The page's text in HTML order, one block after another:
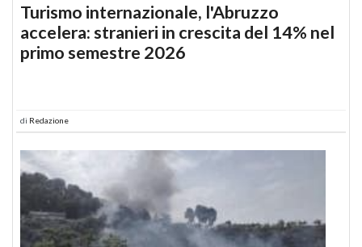
Turismo internazionale, l'Abruzzo
accelera: stranieri in crescita del 14% nel
primo semestre 2026
di Redazione